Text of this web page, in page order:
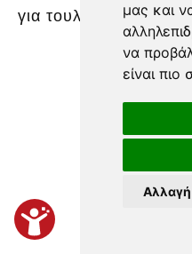
μας και
να
είναι πιο
για τουλάχιστον